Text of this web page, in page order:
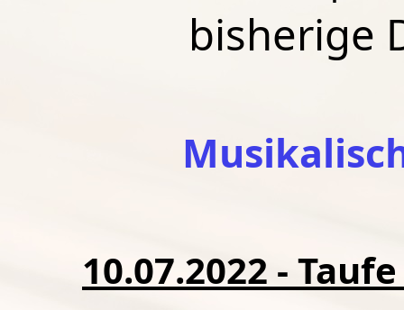
bisherige
10.07.2022 -